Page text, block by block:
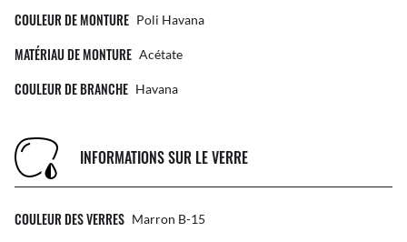
COULEUR DE MONTURE Poli Havana
MATÉRIAU DE MONTURE Acétate
COULEUR DE BRANCHE Havana
INFORMATIONS SUR LE VERRE
COULEUR DES VERRES Marron B-15